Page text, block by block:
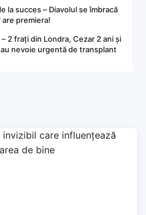
la succes – Diavolul se îmbracă
are premiera!
2 frați din Londra, Cezar 2 ani și
au nevoie urgentă de transplant